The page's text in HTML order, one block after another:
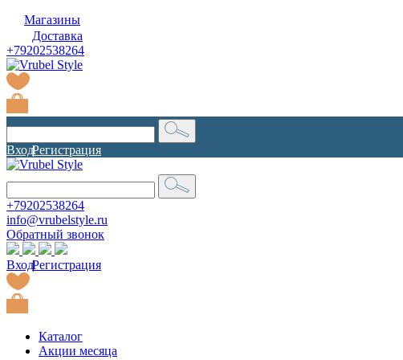
Магазины
Доставка
+79202538264
Вход|
Регистрация
+79202538264
info@vrubelstyle.ru
Обратный звонок
Вход|
Регистрация
Каталог
Акции месяца